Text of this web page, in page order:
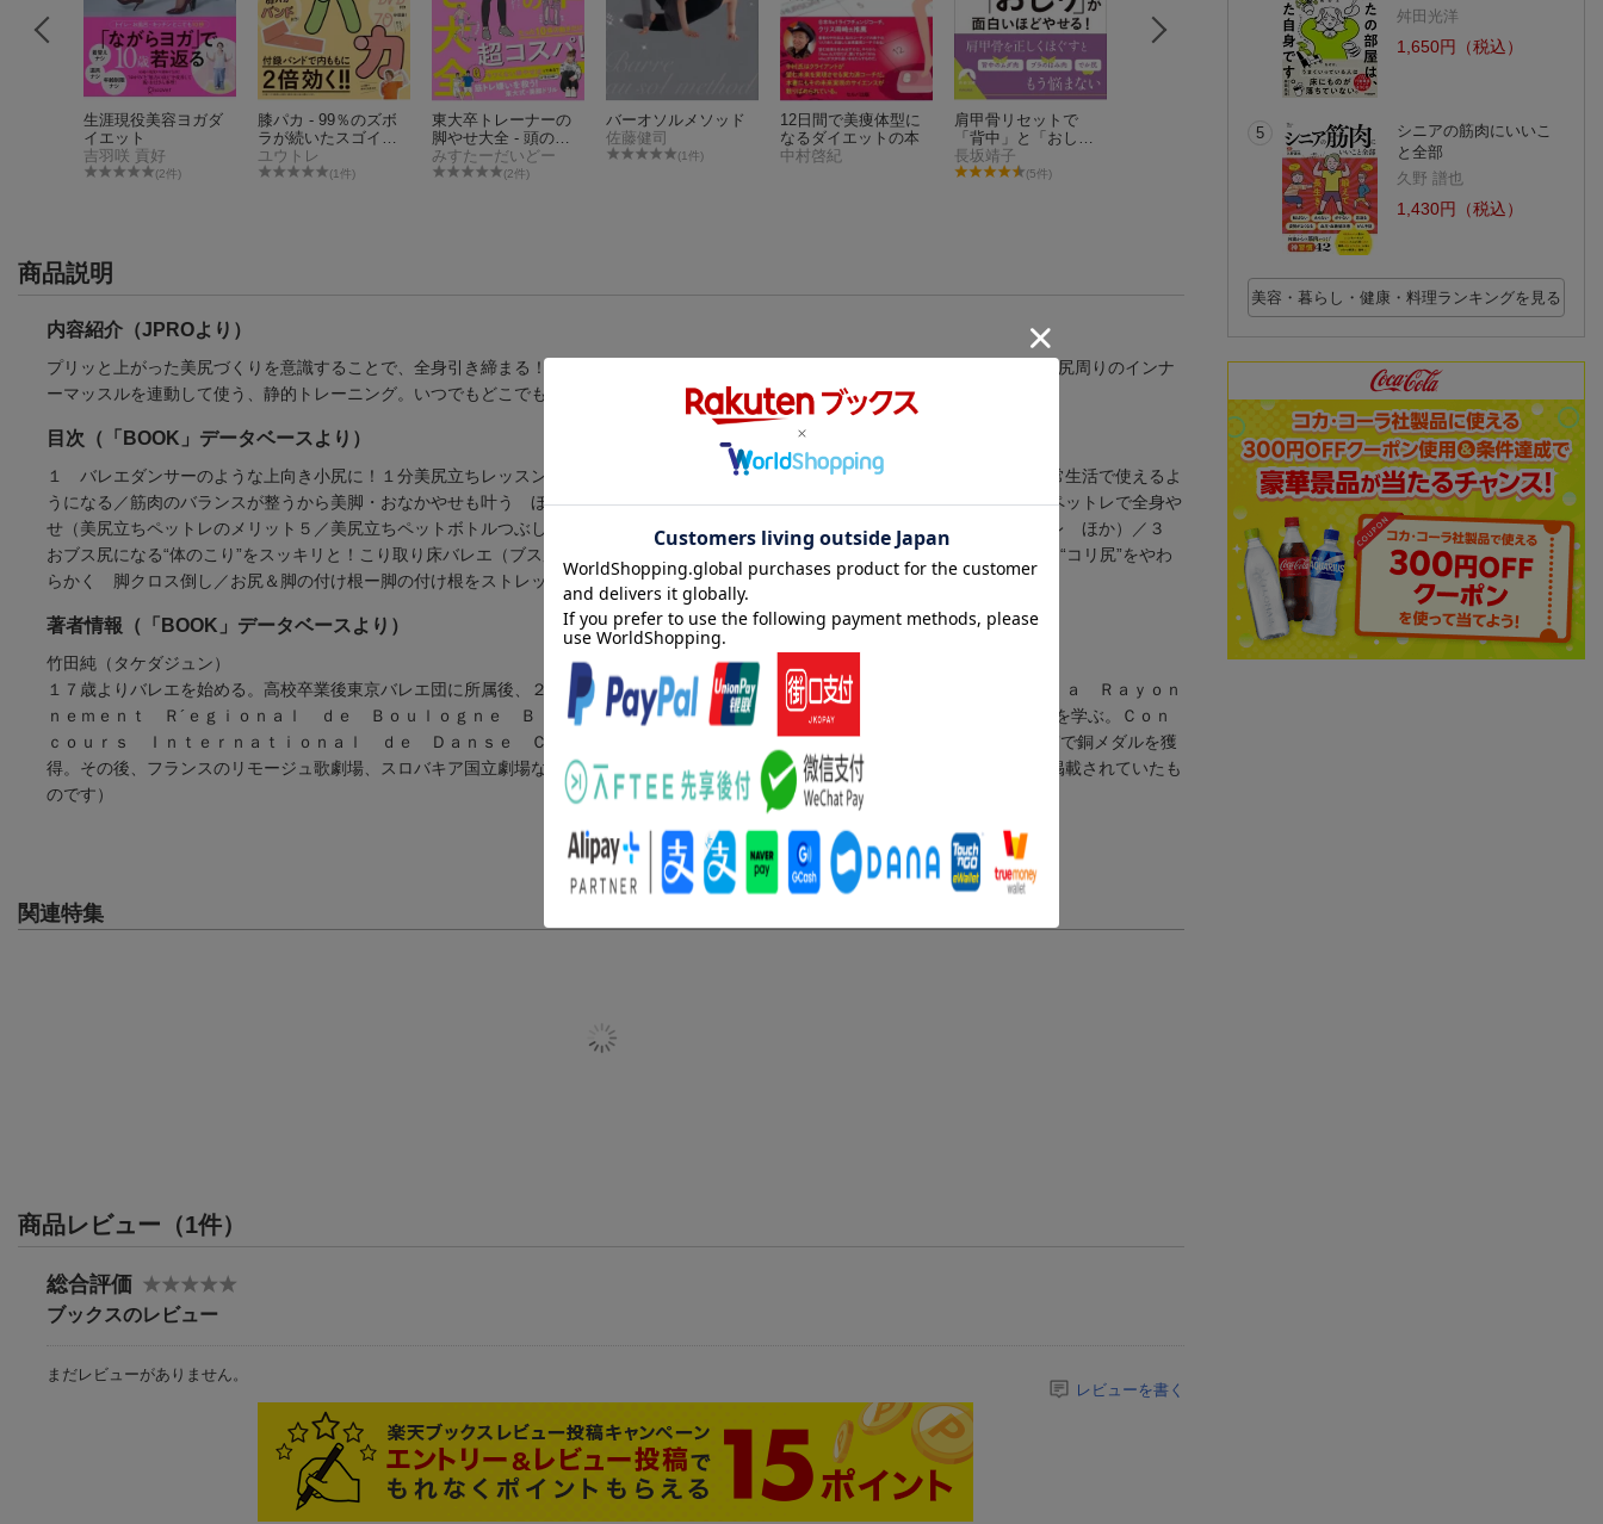
生涯現役美容ヨガダ
イエット
吉羽咲 貢好
(2件)
膝パカ - 99％のズボ
ラが続いたスゴイ筋
トレ -
ユウトレ
(1件)
東大卒トレーナーの
脚やせ大全 - 頭のい
い説明で1分でわか
る！ -
みすたーだいどー
(2件)
バーオソルメソッド
佐藤健司
(1件)
12日間で美痩体型に
なるダイエットの本
中村啓紀
肩甲骨リセットで
「背中」と「おし
り」が面白いほどや
せる！
長坂靖子
(5件)
30秒だけ床バレエ
代謝を上げる！働き
ながらやせたい人の
ための「食べまくり
ダイエット」＆「超
時短ゆるガチ筋ト
レ」
安井 友梨
(6件)
小顔が止まらな
魔法の顔ほぐし
商品説明
内容紹介（JPROより）
プリッと上がった美尻づくりを意識することで、全身引き締まる！ バレリーナの立ち方を元に考案された、1分美尻立ちエクサは、お尻周りのインナ
ーマッスルを連動して使う、静的トレーニング。いつでもどこでも毎日できるから効果が出やすいと体験者も実感。
目次（「BOOK」データベースより）
１ バレエダンサーのような上向き小尻に！１分美尻立ちレッスン（足裏の３点で踏むと上向きのお尻になる／美尻をつくる筋肉を日常生活で使えるよ
うになる／筋肉のバランスが整うから美脚・おなかやせも叶う ほか）／２ ペットボトルを内ももでつぶして美尻筋強化！美尻立ちペットレで全身や
せ（美尻立ちペットレのメリット５／美尻立ちペットボトルつぶし基本ルール／美尻立ちでペットボトルつぶし１ 平行棒立ちペットレ ほか）／３
おブス尻になる“体のこり”をスッキリと！こり取り床バレエ（ブス尻をつくるのは体のココのこり！／お尻ーデスクワークで硬くなった“コリ尻”をやわ
らかく 脚クロス倒し／お尻＆脚の付け根ー脚の付け根をストレッチして“むくみ尻”を防ぐ 鳩のポーズ風 ほか）
著者情報（「BOOK」データベースより）
竹田純（タケダジュン）
１７歳よりバレエを始める。高校卒業後東京バレエ団に所属後、２０歳のとき渡仏。２年間パリ近郊のＣｏｎｓｅｒｖａｔｏｉｒｅ ｀ａ Ｒａｙｏｎ
ｎｅｍｅｎｔ Ｒ´ｅｇｉｏｎａｌ ｄｅ Ｂｏｕｌｏｇｎｅ Ｂｉｌｌａｎｃｏｕｒｔでクラシックバレエ、コンテンポラリーダンスを学ぶ。Ｃｏｎ
ｃｏｕｒｓ Ｉｎｔｅｒｎａｔｉｏｎａｌ ｄｅ Ｄａｎｓｅ Ｃｌａｓｓｉｑｕｅ ｄｅ Ｂｉａｒｒｉｚ“Ｐａｓ ｄｅ ｄｅｕｘ”で銅メダルを獲
得。その後、フランスのリモージュ歌劇場、スロバキア国立劇場など多くのバレエ団に所属（本データはこの書籍が刊行された当時に掲載されていたも
のです）
関連特集
商品レビュー（1件）
総合評価
ブックスのレビュー
まだレビューがありません。
レビューを書く
舛田光洋
1,650円（税込）
5
シニアの筋肉にいいこ
と全部
久野 譜也
1,430円（税込）
美容・暮らし・健康・料理ランキングを見る